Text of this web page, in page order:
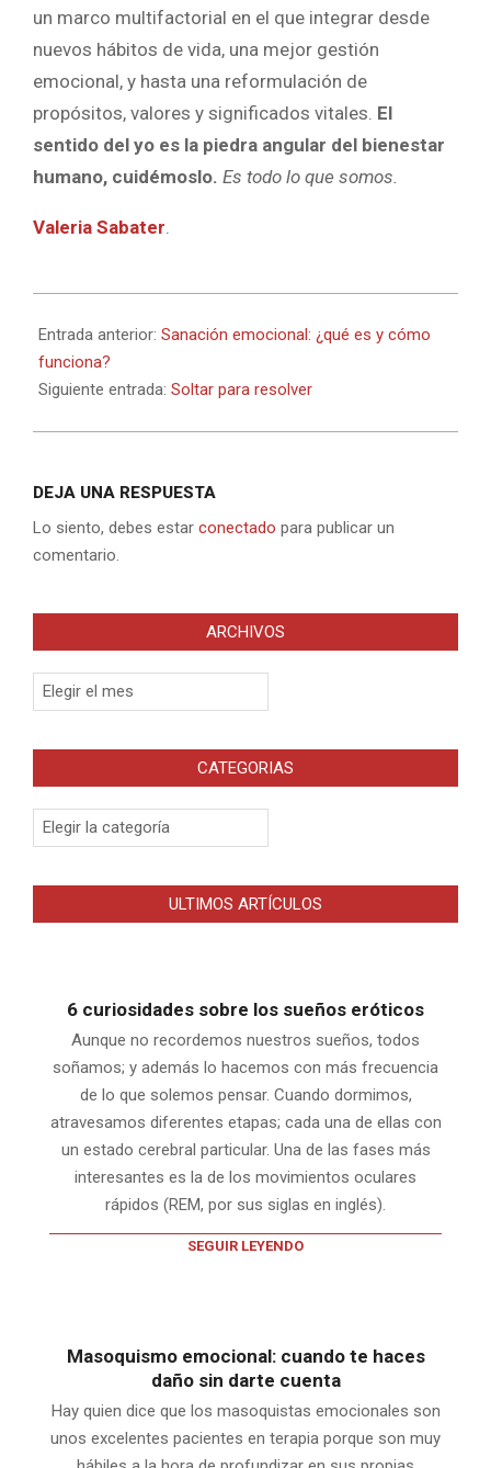
un marco multifactorial en el que integrar desde
nuevos hábitos de vida, una mejor gestión
emocional, y hasta una reformulación de
propósitos, valores y significados vitales. El
sentido del yo es la piedra angular del bienestar
humano, cuidémoslo. Es todo lo que somos.
Valeria Sabater
05-
16
Entrada anterior: Sanación emocional: ¿qué es y cómo
funciona?
Siguiente entrada: Soltar para resolver
DEJA UNA RESPUESTA
Lo siento, debes estar conectado para publicar un
comentario.
ARCHIVOS
Archivos
CATEGORIAS
Categorias
ULTIMOS ARTÍCULOS
6 curiosidades sobre los sueños eróticos
Aunque no recordemos nuestros sueños, todos
soñamos; y además lo hacemos con más frecuencia
de lo que solemos pensar. Cuando dormimos,
atravesamos diferentes etapas; cada una de ellas con
un estado cerebral particular. Una de las fases más
interesantes es la de los movimientos oculares
rápidos (REM, por sus siglas en inglés).
SEGUIR LEYENDO
Masoquismo emocional: cuando te haces
daño sin darte cuenta
Hay quien dice que los masoquistas emocionales son
unos excelentes pacientes en terapia porque son muy